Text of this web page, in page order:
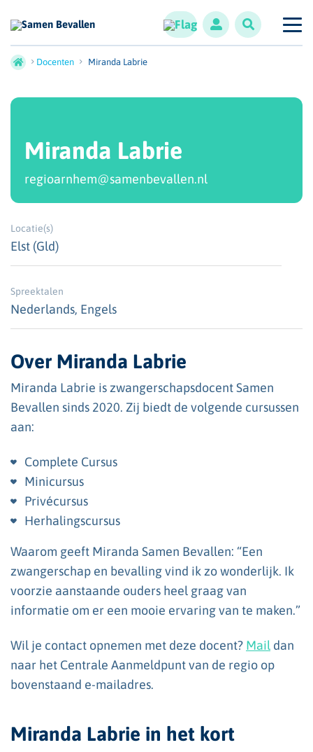
Docenten Miranda Labrie
Miranda Labrie
regioarnhem@samenbevallen.nl
Locatie(s)
Elst (Gld)
Spreektalen
Nederlands, Engels
Over Miranda Labrie
Miranda Labrie is zwangerschapsdocent Samen
Bevallen sinds 2020. Zij biedt de volgende cursussen
aan:
Complete Cursus
Minicursus
Privécursus
Herhalingscursus
Waarom geeft Miranda Samen Bevallen: “Een
zwangerschap en bevalling vind ik zo wonderlijk. Ik
voorzie aanstaande ouders heel graag van
informatie om er een mooie ervaring van te maken.”
Wil je contact opnemen met deze docent? Mail dan
naar het Centrale Aanmeldpunt van de regio op
bovenstaand e-mailadres.
Miranda Labrie in het kort